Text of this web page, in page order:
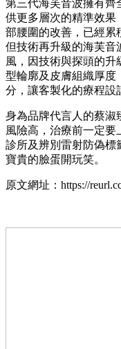
第三代海芙音波擁有齊
供更多層次的精準效果
部腰圍的改善，已經累
但技術再升級的海芙音
風，因技術與探頭的升
型輪廓及皮膚組織厚度
分，讓客製化的療程設
身為品牌代言人的蔡淑
風險高，治療前一定
診所及辨別雷射防偽標
寶貴的臉蛋開玩笑。
原文網址：https://